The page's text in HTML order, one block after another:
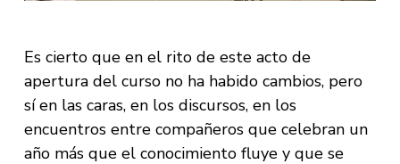
Es cierto que en el rito de este acto de
apertura del curso no ha habido cambios, pero
sí en las caras, en los discursos, en los
encuentros entre compañeros que celebran un
año más que el conocimiento fluye y que se